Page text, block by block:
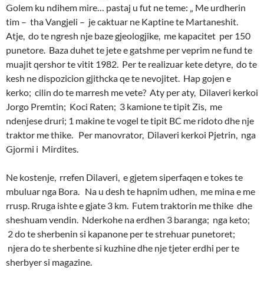
Golem ku ndihem mire… pastaj u fut ne teme: „ Me urdherin
tim – tha Vangjeli – je caktuar ne Kaptine te Martaneshit.
Atje, do te ngresh nje baze gjeologjike, me kapacitet per 150
punetore. Baza duhet te jete e gatshme per veprim ne fund te
muajit qershor te vitit 1982. Per te realizuar kete detyre, do te
kesh ne dispozicion gjithcka qe te nevojitet. Hap gojen e
kerko; cilin do te marresh me vete? Aty per aty, Dilaveri kerkoi
Jorgo Premtin; Koci Raten; 3 kamione te tipit Zis, me
ndenjese druri; 1 makine te vogel te tipit BC me ridoto dhe nje
traktor me thike. Per manovrator, Dilaveri kerkoi Pjetrin, nga
Gjormi i Mirdites.
Ne kostenje, rrefen Dilaveri, e gjetem siperfaqen e tokes te
mbuluar nga Bora. Na u desh te hapnim udhen, me mina e me
rrusp. Rruga ishte e gjate 3 km. Futem traktorin me thike dhe
sheshuam vendin. Nderkohe na erdhen 3 baranga; nga keto;
2 do te sherbenin si kapanone per te strehuar punetoret;
njera do te sherbente si kuzhine dhe nje tjeter erdhi per te
sherbyer si magazine.